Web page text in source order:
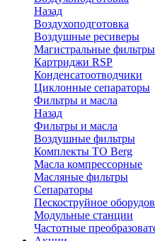
Назад
Воздухоподготовка
Воздушные ресиверы
Магистральные фильтры
Картриджи RSP
Конденсатоотводчики
Циклонные сепараторы
Фильтры и масла
Назад
Фильтры и масла
Воздушные фильтры
Комплекты ТО Berg
Масла компрессорные
Масляные фильтры
Сепараторы
Пескоструйное
Модульные станции
Частотные